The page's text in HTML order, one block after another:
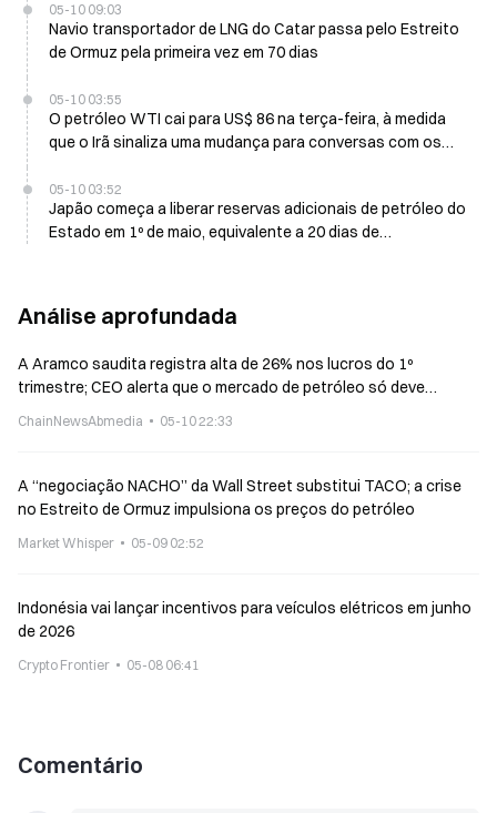
05-10 09:03
Navio transportador de LNG do Catar passa pelo Estreito
de Ormuz pela primeira vez em 70 dias
05-10 03:55
O petróleo WTI cai para US$ 86 na terça-feira, à medida
que o Irã sinaliza uma mudança para conversas com os
05-10 03:52
Japão começa a liberar reservas adicionais de petróleo do
Estado em 1º de maio, equivalente a 20 dias de
Análise aprofundada
A Aramco saudita registra alta de 26% nos lucros do 1º
trimestre; CEO alerta que o mercado de petróleo só deve
ChainNewsAbmedia 05-10 22:33
A “negociação NACHO” da Wall Street substitui TACO; a crise
no Estreito de Ormuz impulsiona os preços do petróleo
Market Whisper 05-09 02:52
Indonésia vai lançar incentivos para veículos elétricos em junho
de 2026
Crypto Frontier 05-08 06:41
Comentário